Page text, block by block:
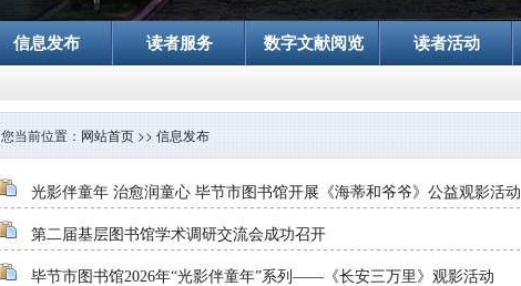
信息发布 读者服务 数字文献阅览 读者活动
您当前位置： 网站首页 >> 信息发布
光影伴童年 治愈润童心 毕节市图书馆开展《海蒂和爷爷》公益观影活动
第二届基层图书馆学术调研交流会成功召开
毕节市图书馆2026年“光影伴童年”系列——《长安三万里》观影活动